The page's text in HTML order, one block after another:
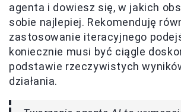
agenta i dowiesz się, w jakich
sobie najlepiej. Rekomenduję
zastosowanie iteracyjnego
koniecznie musi być ciągle
podstawie rzeczywistych
działania.